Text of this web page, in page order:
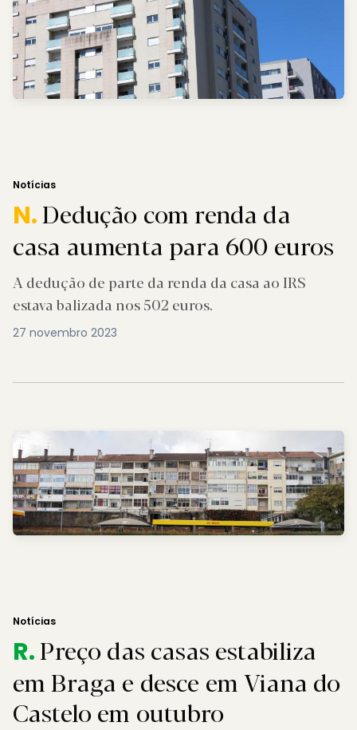
Notícias
N.Dedução com renda da
casa aumenta para 600 euros
A dedução de parte da renda da casa ao IRS
estava balizada nos 502 euros.
27 novembro 2023
Notícias
R.Preço das casas estabiliza
em Braga e desce em Viana do
Castelo em outubro